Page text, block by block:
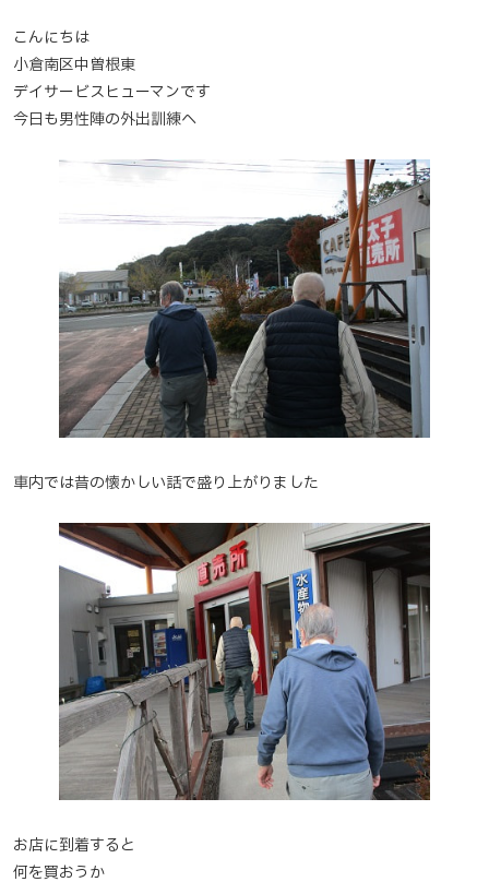
こんにちは
小倉南区中曽根東
デイサービスヒューマンです
今日も男性陣の外出訓練へ
車内では昔の懐かしい話で盛り上がりました
お店に到着すると
何を買おうか